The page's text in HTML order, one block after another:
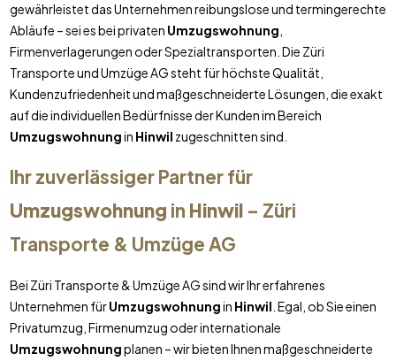
gewährleistet das Unternehmen reibungslose und termingerechte
Abläufe – sei es bei privaten Umzugswohnung
Firmenverlagerungen oder Spezialtransporten. Die Züri
Transporte und Umzüge AG steht für höchste Qualität,
Kundenzufriedenheit und maßgeschneiderte Lösungen, die exakt
auf die individuellen Bedürfnisse der Kunden im Bereich
Umzugswohnungin Hinwil zugeschnitten sind.
Ihr zuverlässiger Partner für
Umzugswohnung in Hinwil– Züri
Transporte & Umzüge AG
Bei Züri Transporte & Umzüge AG sind wir Ihr erfahrenes
Unternehmen fürUmzugswohnungin Hinwil . Egal, ob Sie einen
Privatumzug, Firmenumzug oder internationale
Umzugswohnungplanen – wir bieten Ihnen maßgeschneiderte